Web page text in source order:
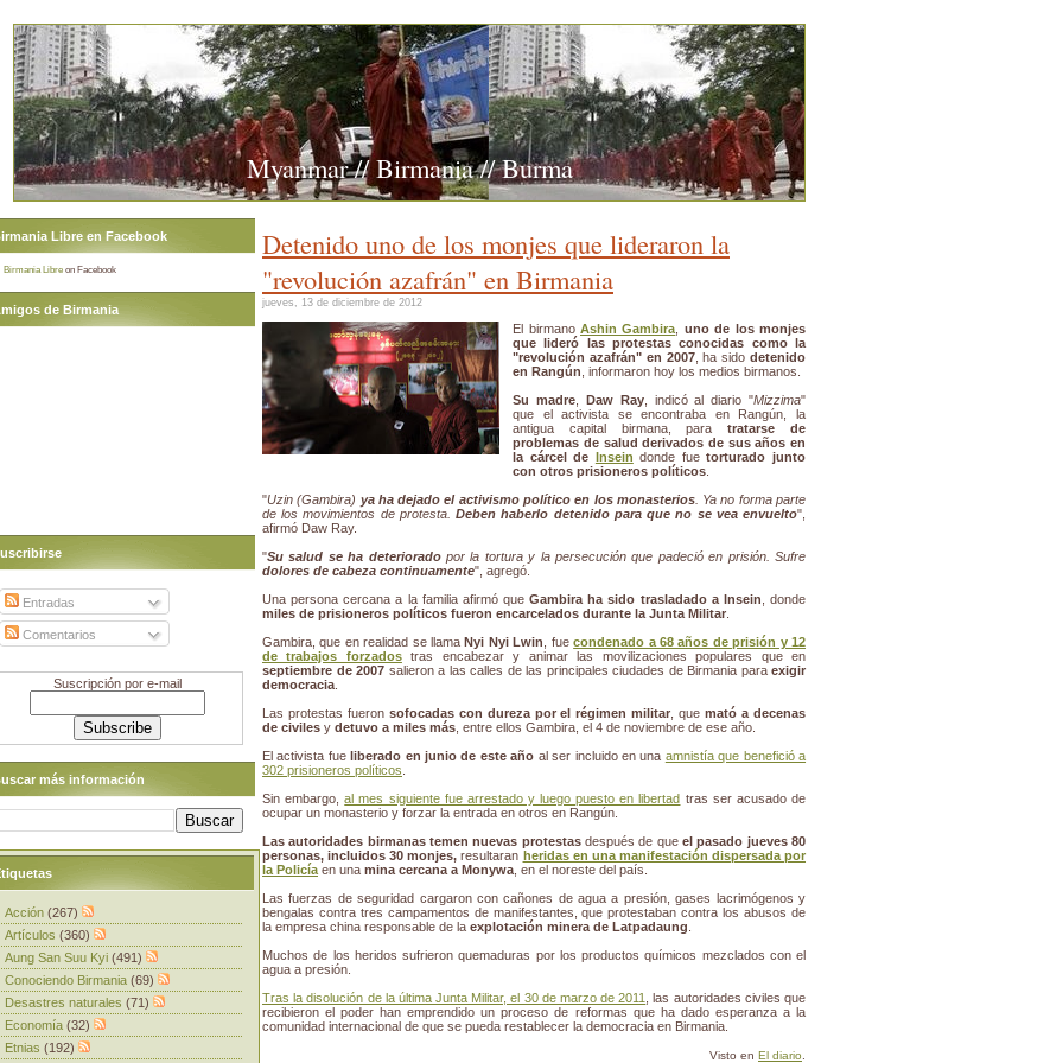
Myanmar // Birmania // Burma
Detenido uno de los monjes que lideraron la
"revolución azafrán" en Birmania
jueves, 13 de diciembre de 2012
El birmano Ashin Gambira
uno de los monjes
que lideró las protestas conocidas como la
"revolución azafrán" en 2007, ha sido detenido
en Rangún , informaron hoy los medios birmanos.
Su madre
Daw Ray, indicó al diario "Mizzima"
que el activista se encontraba en Rangún, la
antigua capital birmana, paratratarse de
problemas de salud derivados de sus años en
la cárcel de Insein donde fuetorturado junto
con otros prisioneros políticos
"Uzin (Gambira) ya ha dejado el activismo político en los monasterios. Ya no forma parte
de los movimientos de protesta.Deben haberlo detenido para que no se vea envuelto",
afirmó Daw Ray.
"Su salud se ha deterioradopor la tortura y la persecución que padeció en prisión. Sufre
dolores de cabeza continuamente", agregó.
Una persona cercana a la familia afirmó queGambira ha sido trasladado a Insein , donde
miles de prisioneros políticos fueron encarcelados durante la Junta Militar
Gambira, que en realidad se llamaNyi Nyi Lwin , fuecondenado a 68 años de prisión y 12
de trabajos forzadostras encabezar y animar las movilizaciones populares que en
septiembre de 2007 salieron a las calles de las principales ciudades de Birmania para exigir
democracia
Las protestas fueron sofocadas con dureza por el régimen militar , quemató a decenas
de civiles y detuvo a miles más , entre ellos Gambira, el 4 de noviembre de ese año.
El activista fueliberado en junio de este año al ser incluido en una amnistía que benefició a
302 prisioneros políticos
Sin embargo,al mes siguiente fue arrestado y luego puesto en libertad tras ser acusado de
ocupar un monasterio y forzar la entrada en otros en Rangún.
Las autoridades birmanas temen nuevas protestasdespués de queel pasado jueves 80
personas, incluidos 30 monjes, resultaran heridas en una manifestación dispersada por
la Policía en una mina cercana a Monywa , en el noreste del país.
Las fuerzas de seguridad cargaron con cañones de agua a presión, gases lacrimógenos y
bengalas contra tres campamentos de manifestantes, que protestaban contra los abusos de
la empresa china responsable de la explotación minera de Latpadaung
Muchos de los heridos sufrieron quemaduras por los productos químicos mezclados con el
agua a presión.
Tras la disolución de la última Junta Militar, el 30 de marzo de 2011
, las autoridades civiles que
recibieron el poder han emprendido un proceso de reformas que ha dado esperanza a la
comunidad internacional de que se pueda restablecer la democracia en Birmania.
Visto en El diario
Libre en Facebook
Birmania Libre on Facebook
de Birmania
Entradas
Comentarios
Suscripción por e-mail
más información
Acción (267)
Artículos (360)
Aung San Suu Kyi (491)
Conociendo Birmania (69)
Desastres naturales (71)
Economía (32)
Etnias (192)